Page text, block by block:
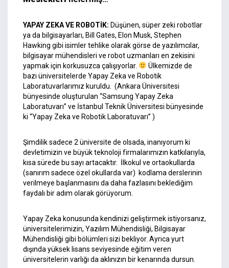
YAPAY ZEKA VE ROBOTİK: Düşünen, süper zeki robotlar
ya da bilgisayarları, Bill Gates, Elon Musk, Stephen
Hawking gibi isimler tehlike olarak görse de yazılımcılar,
bilgisayar mühendisleri ve robot uzmanları en zekisini
yapmak için korkusuzca çalışıyorlar.
Ülkemizde de
bazı üniversitelerde Yapay Zeka ve Robotik
Laboratuvarlarımız kuruldu. (Ankara Üniversitesi
bünyesinde oluşturulan “Samsung Yapay Zeka
Laboratuvarı” ve İstanbul Teknik Üniversitesi bünyesinde
ki “Yapay Zeka ve Robotik Laboratuvarı” )
Şimdilik sadece 2 üniversite de olsada, inanıyorum ki
devletimizin ve büyük teknoloji firmalarımızın katkılarıyla,
kısa sürede bu sayı artacaktır. İlkokul ve ortaokullarda
(sanırım sadece özel okullarda var) kodlama derslerinin
verilmeye başlanmasını da daha fazlasını beklediğim
faydalı bir adım olarak görüyorum.
Yapay Zeka konusunda kendinizi geliştirmek istiyorsanız,
üniversitelerimizin, Yazılım Mühendisliği, Bilgisayar
Mühendisliği gibi bölümleri sizi bekliyor. Ayrıca yurt
dışında yüksek lisans seviyesinde eğitim veren
üniversitelerin varlığı da aklınızın bir kenarında dursun.